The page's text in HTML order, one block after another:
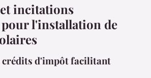
incitations
l'installation de
crédits d'impôt facilitant